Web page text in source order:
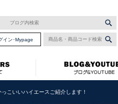
イン･Mypage
こいいハイエースご紹介します！